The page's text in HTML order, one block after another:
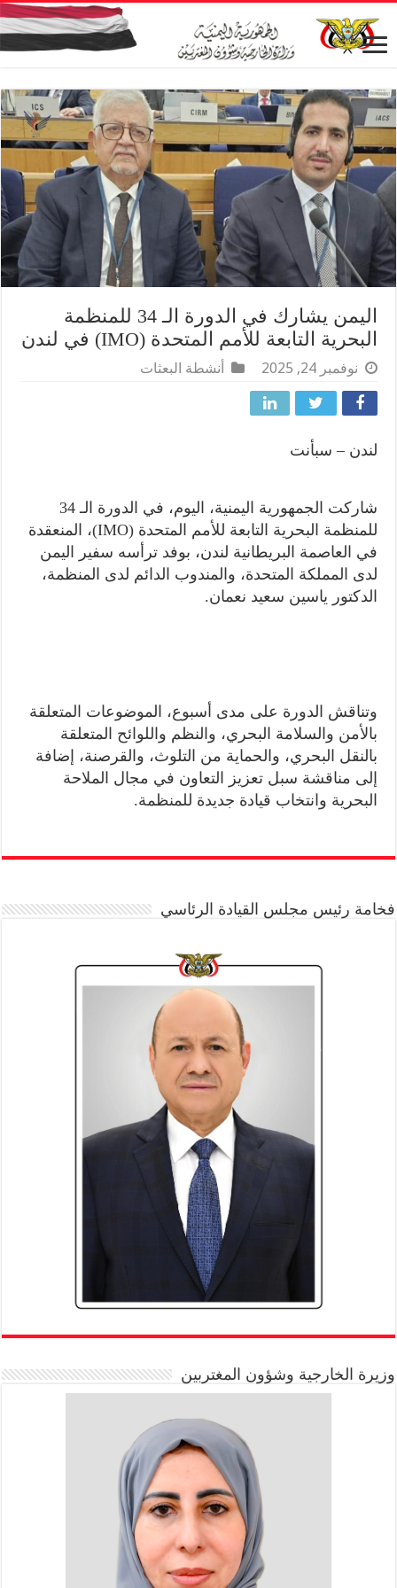
اليمن يشارك في الدورة الـ 34 للمنظمة
البحرية التابعة للأمم المتحدة (IMO) في لندن
نوفمبر 24, 2025 أنشطة البعثات
لندن – سبأنت
شاركت الجمهورية اليمنية، اليوم، في الدورة الـ 34
للمنظمة البحرية التابعة للأمم المتحدة (IMO)، المنعقدة
في العاصمة البريطانية لندن، بوفد ترأسه سفير اليمن
لدى المملكة المتحدة، والمندوب الدائم لدى المنظمة،
الدكتور ياسين سعيد نعمان.
وتناقش الدورة على مدى أسبوع، الموضوعات المتعلقة
بالأمن والسلامة البحري، والنظم واللوائح المتعلقة
بالنقل البحري، والحماية من التلوث، والقرصنة، إضافة
إلى مناقشة سبل تعزيز التعاون في مجال الملاحة
البحرية وانتخاب قيادة جديدة للمنظمة.
فخامة رئيس مجلس القيادة الرئاسي
وزيرة الخارجية وشؤون المغتربين